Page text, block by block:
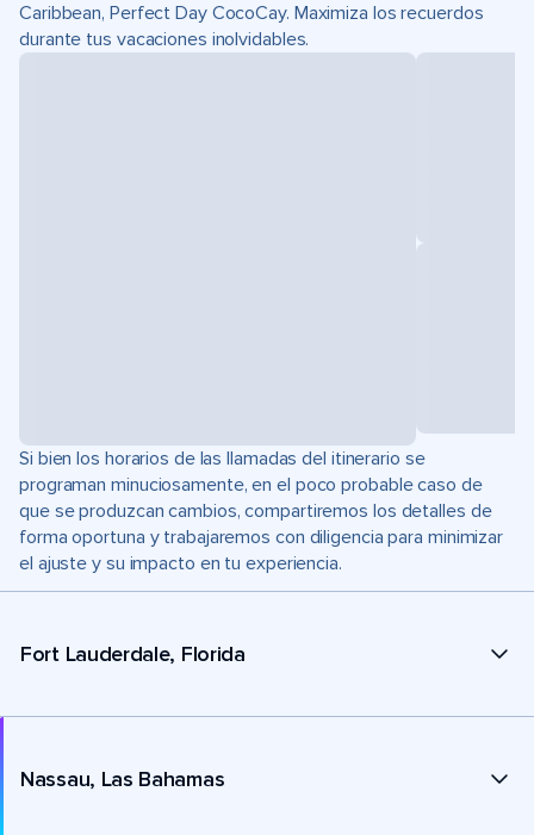
Caribbean, Perfect Day CocoCay. Maximiza los recuerdos
durante tus vacaciones inolvidables.
Si bien los horarios de las llamadas del itinerario se
programan minuciosamente, en el poco probable caso de
que se produzcan cambios, compartiremos los detalles de
forma oportuna y trabajaremos con diligencia para minimizar
el ajuste y su impacto en tu experiencia.
Fort Lauderdale, Florida
Nassau, Las Bahamas